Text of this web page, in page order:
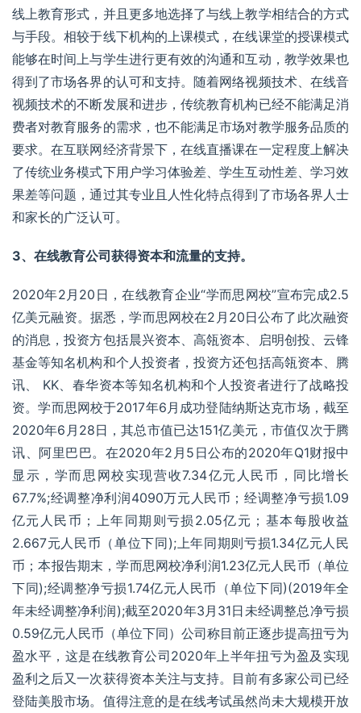
线上教育形式，并且更多地选择了与线上教学相结合的方式
与手段。相较于线下机构的上课模式，在线课堂的授课模式
能够在时间上与学生进行更有效的沟通和互动，教学效果也
得到了市场各界的认可和支持。随着网络视频技术、在线音
视频技术的不断发展和进步，传统教育机构已经不能满足消
费者对教育服务的需求，也不能满足市场对教学服务品质的
要求。在互联网经济背景下，在线直播课在一定程度上解决
了传统业务模式下用户学习体验差、学生互动性差、学习效
果差等问题，通过其专业且人性化特点得到了市场各界人士
和家长的广泛认可。
3、在线教育公司获得资本和流量的支持。
2020年2月20日，在线教育企业“学而思网校”宣布完成2.5
亿美元融资。据悉，学而思网校在2月20日公布了此次融资
的消息，投资方包括晨兴资本、高瓴资本、启明创投、 云锋
基金等知名机构和个人投资者，投资方还包括高瓴资本、腾
讯、 KK、春华资本等知名机构和个人投资者进行了战略投
资。学而思网校于2017年6月成功登陆纳斯达克市场，截至
2020年6月28日，其总市值已达151亿美元，市值仅次于腾
讯、阿里巴巴。在2020年2月5日公布的2020年Q1财报中
显示，学而思网校实现营收7.34亿元人民币，同比增长
67.7%;经调整净利润4090万元人民币；经调整净亏损1.09
亿元人民币；上年同期则亏损2.05亿元； 基本每股收益
2.667元人民币（单位下同);上年同期则亏损1.34亿元人民
币；本报告期末，学而思网校净利润1.23亿元人民币（单位
下同);经调整净亏损1.74亿元人民币（单位下同)(2019年全
年未经调整净利润);截至2020年3月31日未经调整总净亏损
0.59亿元人民币（单位下同）公司称目前正逐步提高扭亏为
盈水平，这是在线教育公司2020年上半年扭亏为盈及实现
盈利之后又一次获得资本关注与支持。目前有多家公司已经
登陆美股市场。值得注意的是在线考试虽然尚未大规模开放